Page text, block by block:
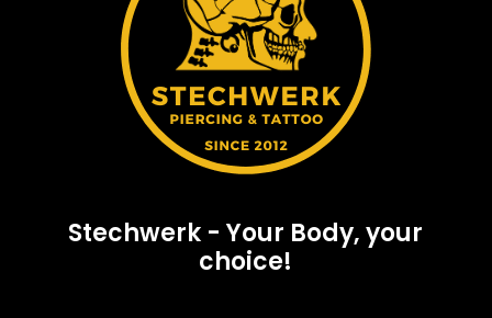
Stechwerk - Your Body, your
choice!